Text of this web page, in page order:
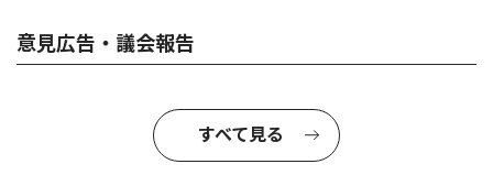
意見広告・議会報告
すべて見る